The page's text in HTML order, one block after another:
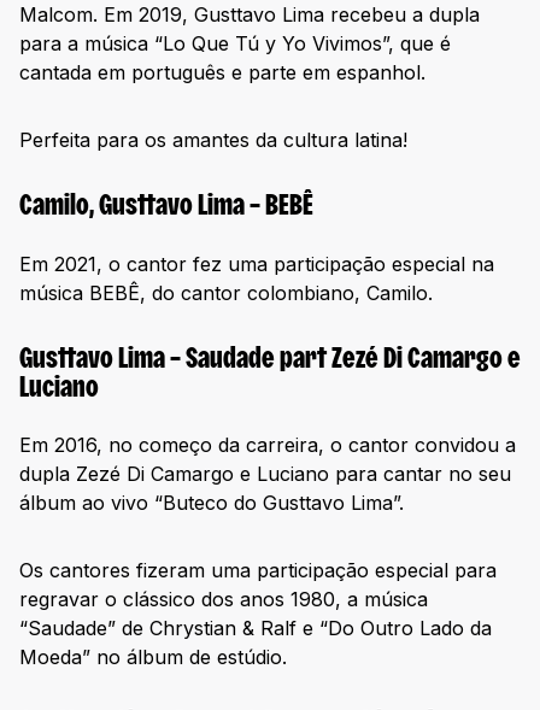
Malcom. Em 2019, Gusttavo Lima recebeu a dupla
para a música “Lo Que Tú y Yo Vivimos”, que é
cantada em português e parte em espanhol.
Perfeita para os amantes da cultura latina!
Camilo, Gusttavo Lima – BEBÊ
Em 2021, o cantor fez uma participação especial na
música BEBÊ, do cantor colombiano, Camilo.
Gusttavo Lima – Saudade part Zezé Di Camargo e
Luciano
Em 2016, no começo da carreira, o cantor convidou a
dupla Zezé Di Camargo e Luciano para cantar no seu
álbum ao vivo “Buteco do Gusttavo Lima”.
Os cantores fizeram uma participação especial para
regravar o clássico dos anos 1980, a música
“Saudade” de Chrystian & Ralf e “Do Outro Lado da
Moeda” no álbum de estúdio.